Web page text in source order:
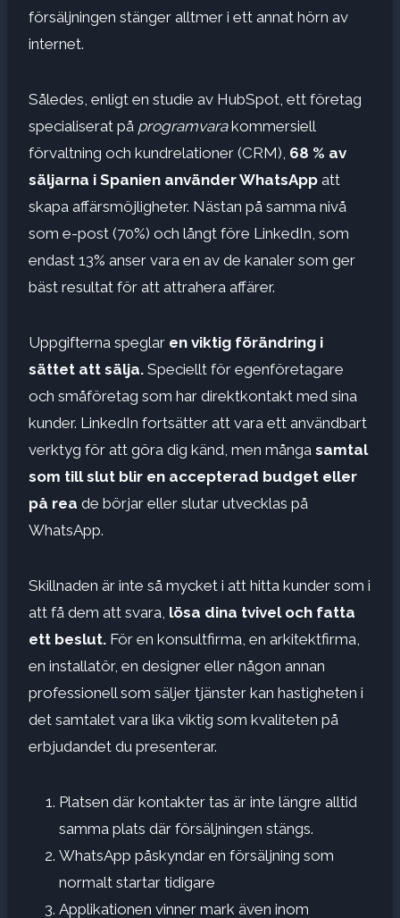
försäljningen stänger alltmer i ett annat hörn av
internet.
Således, enligt en studie av HubSpot, ett företag
specialiserat på programvarakommersiell
förvaltning och kundrelationer (CRM), 68 % av
säljarna i Spanien använder WhatsApp att
skapa affärsmöjligheter. Nästan på samma nivå
som e-post (70%) och långt före LinkedIn, som
endast 13% anser vara en av de kanaler som ger
bäst resultat för att attrahera affärer.
Uppgifterna speglar en viktig förändring i
sättet att sälja. Speciellt för egenföretagare
och småföretag som har direktkontakt med sina
kunder. LinkedIn fortsätter att vara ett användbart
verktyg för att göra dig känd, men många samtal
som till slut blir en accepterad budget eller
på rea de börjar eller slutar utvecklas på
WhatsApp.
Skillnaden är inte så mycket i att hitta kunder som i
att få dem att svara, lösa dina tvivel och fatta
ett beslut. För en konsultfirma, en arkitektfirma,
en installatör, en designer eller någon annan
professionell som säljer tjänster kan hastigheten i
det samtalet vara lika viktig som kvaliteten på
erbjudandet du presenterar.
Platsen där kontakter tas är inte längre alltid
samma plats där försäljningen stängs.
WhatsApp påskyndar en försäljning som
normalt startar tidigare
Applikationen vinner mark även inom